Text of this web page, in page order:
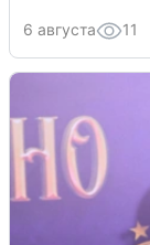
6 августа 11